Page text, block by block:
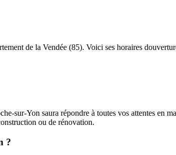
de la Vendée (85). Voici ses horaires
sur-Yon saura répondre à toutes vos attentes en
ou de rénovation.
?